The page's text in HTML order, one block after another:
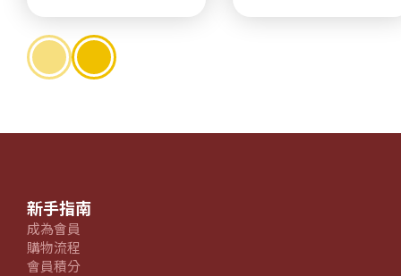
新手指南
成為會員
購物流程
會員積分